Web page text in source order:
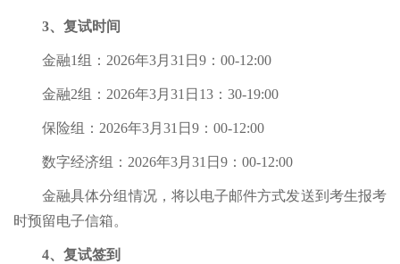
3、复试时间
金融1组：2026年3月31日9：00-12:00
金融2组：2026年3月31日13：30-19:00
保险组：2026年3月31日9：00-12:00
数字经济组：2026年3月31日9：00-12:00
金融具体分组情况，将以电子邮件方式发送到考生报考
时预留电子信箱。
4、复试签到